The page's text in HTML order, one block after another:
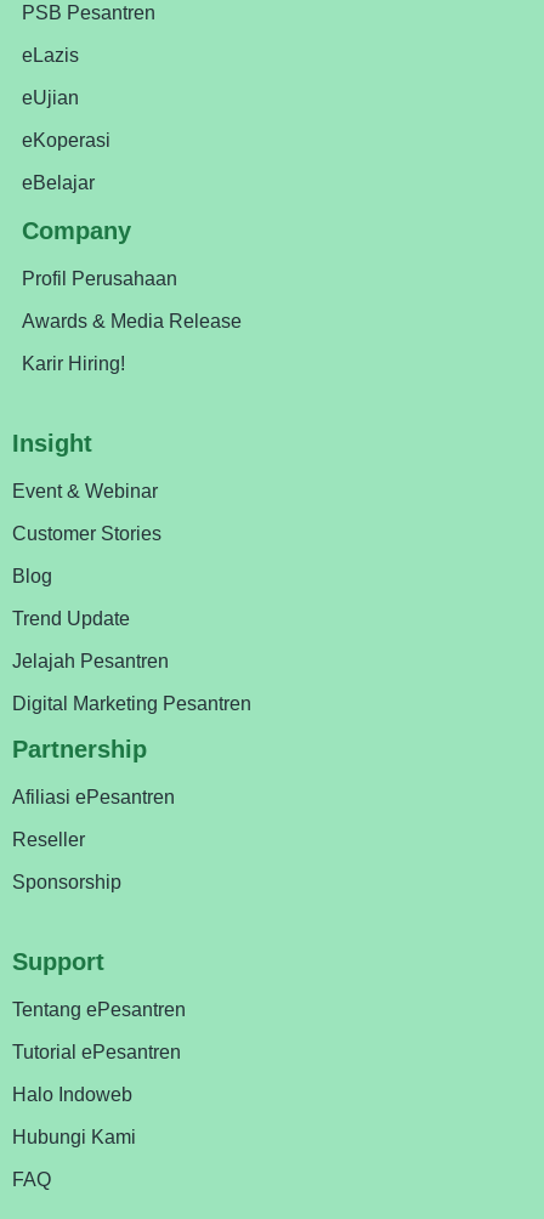
PSB Pesantren
eLazis
eUjian
eKoperasi
eBelajar
Company
Profil Perusahaan
Awards & Media Release
Karir Hiring!
Insight
Event & Webinar
Customer Stories
Blog
Trend Update
Jelajah Pesantren
Digital Marketing Pesantren
Partnership
Afiliasi ePesantren
Reseller
Sponsorship
Support
Tentang ePesantren
Tutorial ePesantren
Halo Indoweb
Hubungi Kami
FAQ